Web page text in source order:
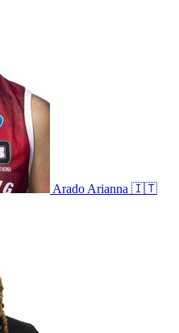
AradoArianna 🇮🇹